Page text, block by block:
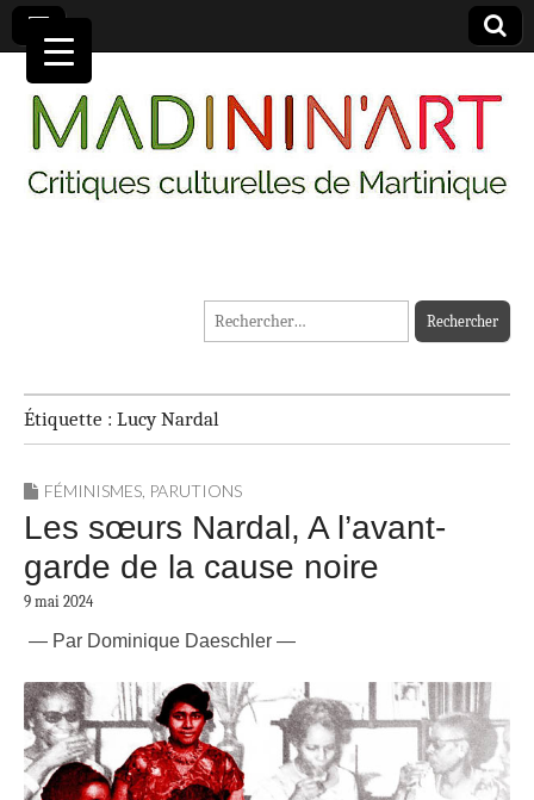
MADININ'ART
Rechercher :
Étiquette : Lucy Nardal
FÉMINISMES, PARUTIONS
Les sœurs Nardal, A l’avant-
garde de la cause noire
9 mai 2024
— Par Dominique Daeschler —